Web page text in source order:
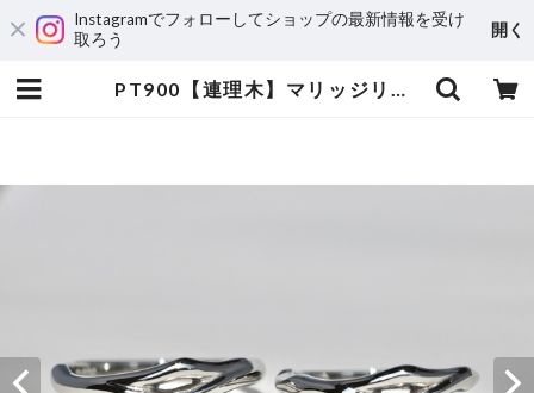
Instagramでフォローしてショップの最新情報を受け
取ろう
開く
PT900【連理木】マリッジリング | 宝飾工房 Ｋ’ｓ ＣＲＡＦＴ